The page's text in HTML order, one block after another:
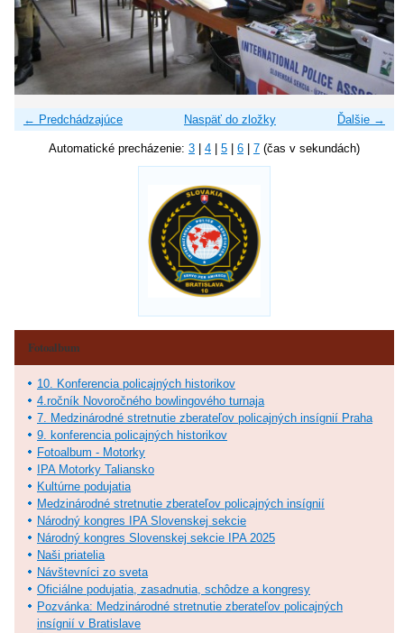
← Predchádzajúce Ďalšie →
Naspäť do zložky
Automatické precházenie: 3 4 5 6 7 (čas v sekundách)
Fotoalbum
10. Konferencia policajných historikov
4.ročník Novoročného bowlingového turnaja
7. Medzinárodné stretnutie zberateľov policajných insígnií Praha
9. konferencia policajných historikov
Fotoalbum - Motorky
IPA Motorky Taliansko
Kultúrne podujatia
Medzinárodné stretnutie zberateľov policajných insígnií
Národný kongres IPA Slovenskej sekcie
Národný kongres Slovenskej sekcie IPA 2025
Naši priatelia
Návštevníci zo sveta
Oficiálne podujatia, zasadnutia, schôdze a kongresy
Pozvánka: Medzinárodné stretnutie zberateľov policajných
insígnií v Bratislave